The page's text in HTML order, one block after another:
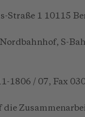
Straße 1 10115
S-
1806 / 07, Fax
die